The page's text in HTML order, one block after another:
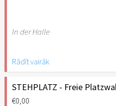
In der Halle
Kinder bis 12 Jahre
benötigen kein Ticket (Ticket
ab 13 Jahren notwendig).
Rādīt vairāk
STEHPLATZ - Freie
€0,00